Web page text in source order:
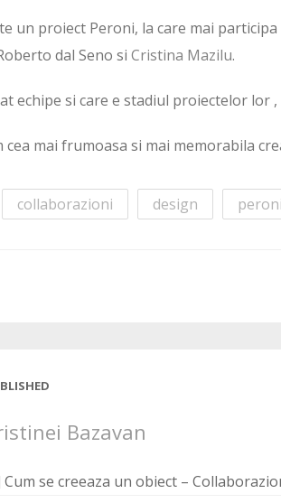
un proiect Peroni, la care mai
dal Seno si Cristina Mazilu.
echipe si care e stadiul proiectelor lor ,
cea mai frumoasa si mai memorabila
collaborazioni design peroni
Bazavan
se creeaza un obiect –